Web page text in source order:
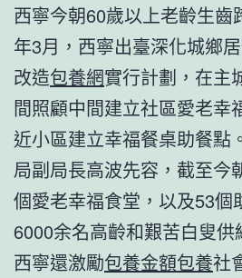
西寧今朝60歲以上老齡生齒
年3月，西寧出臺深化城鄉
改造包養網實行計劃，在主
間照顧中間建立社區愛老幸
近小區建立幸福餐桌助餐點
局副局長高波先容，截至今
個愛老幸福食堂，以及53個
6000余名高齡和艱苦白叟供
西寧還激勵包養金額包養社